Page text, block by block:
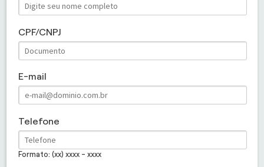
CPF/CNPJ
E-mail
Telefone
Formato: (xx) xxxx - xxxx